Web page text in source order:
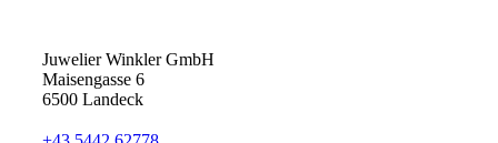
Juwelier Winkler GmbH
Maisengasse 6
6500 Landeck